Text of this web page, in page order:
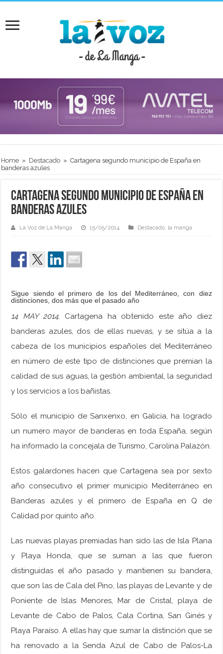
Home » Destacado » Cartagena segundo municipio de España en
banderas azules
Cartagena segundo municipio de España en
banderas azules
La Voz de La Manga 15/05/2014 Destacado, la manga
Sigue siendo el primero de los del Mediterráneo, con diez
distinciones, dos más que el pasado año
14 MAY 2014. Cartagena ha obtenido este año diez
banderas azules, dos de ellas nuevas, y se sitúa a la
cabeza de los municipios españoles del Mediterráneo
en número de este tipo de distinciones que premian la
calidad de sus aguas, la gestión ambiental, la seguridad
y los servicios a los bañistas.
Sólo el municipio de Sanxenxo, en Galicia, ha logrado
un numero mayor de banderas en toda España, según
ha informado la concejala de Turismo, Carolina Palazón.
Estos galardones hacen que Cartagena sea por sexto
año consecutivo el primer municipio Mediterráneo en
Banderas azules y el primero de España en Q de
Calidad por quinto año.
Las nuevas playas premiadas han sido las de Isla Plana
y Playa Honda, que se suman a las que fueron
distinguidas el año pasado y mantienen su bandera,
que son las de Cala del Pino, las playas de Levante y de
Poniente de Islas Menores, Mar de Cristal, playa de
Levante de Cabo de Palos, Cala Cortina, San Ginés y
Playa Paraíso. A ellas hay que sumar la distinción que se
ha renovado a la Senda Azul de Cabo de Palos-La